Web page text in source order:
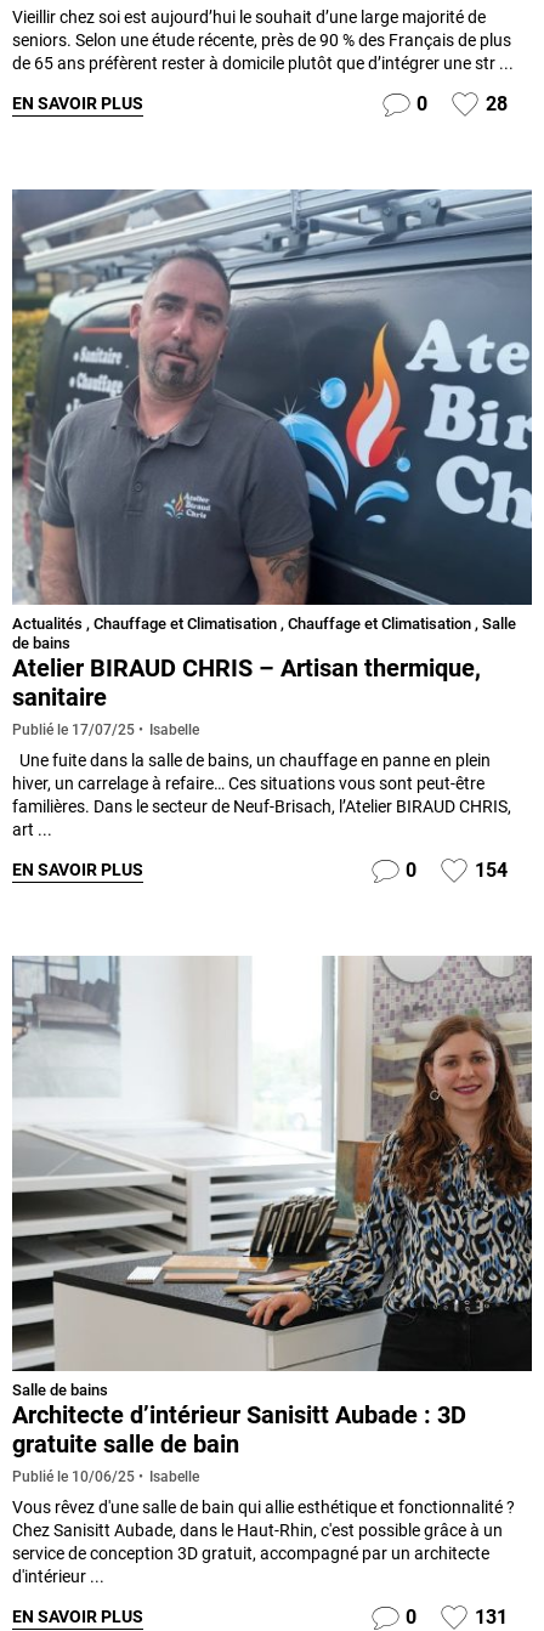
Vieillir chez soi est aujourd’hui le souhait d’une large majorité de
seniors. Selon une étude récente, près de 90 % des Français de plus
de 65 ans préfèrent rester à domicile plutôt que d’intégrer une str ...
EN SAVOIR PLUS 0 28
Actualités , Chauffage et Climatisation , Chauffage et Climatisation , Salle
de bains
Atelier BIRAUD CHRIS – Artisan thermique,
sanitaire
Publié le 17/07/25 Isabelle
Une fuite dans la salle de bains, un chauffage en panne en plein
hiver, un carrelage à refaire… Ces situations vous sont peut-être
familières. Dans le secteur de Neuf-Brisach, l’Atelier BIRAUD CHRIS,
art ...
EN SAVOIR PLUS 0 154
Salle de bains
Architecte d’intérieur Sanisitt Aubade : 3D
gratuite salle de bain
Publié le 10/06/25 Isabelle
Vous rêvez d'une salle de bain qui allie esthétique et fonctionnalité ?
Chez Sanisitt Aubade, dans le Haut-Rhin, c'est possible grâce à un
service de conception 3D gratuit, accompagné par un architecte
d'intérieur ...
EN SAVOIR PLUS 0 131